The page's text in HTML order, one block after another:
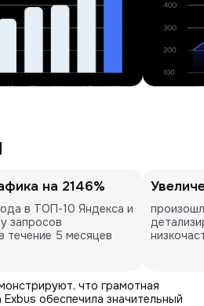
на 2146%
в ТОП-10 Яндекса и
запросов
течение 5 месяцев
что грамотная
обеспечила значительный